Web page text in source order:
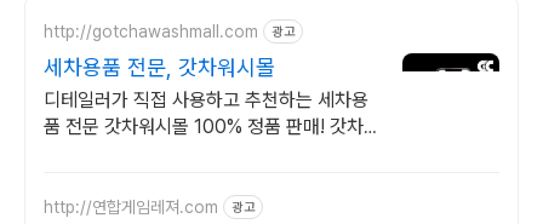
http://gotchawashmall.com 광고
세차용품 전문, 갓차워시몰
디테일러가 직접 사용하고 추천하는 세차용
품 전문 갓차워시몰 100% 정품 판매! 갓차
http://연합게임레져.com 광고